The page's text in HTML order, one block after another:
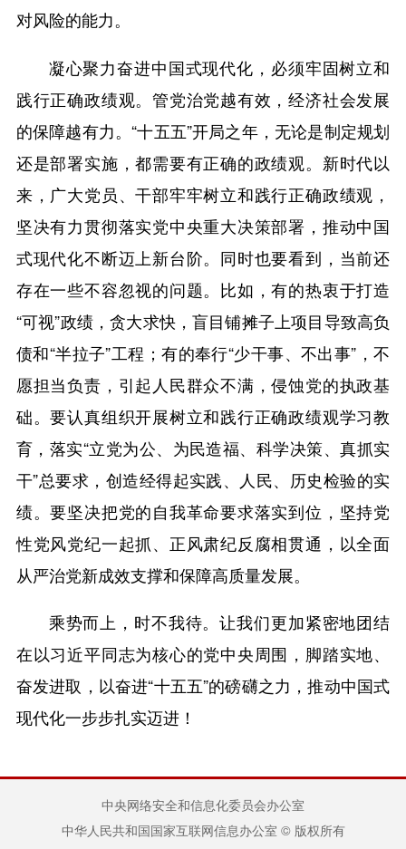
对风险的能力。
凝心聚力奋进中国式现代化，必须牢固树立和
践行正确政绩观。管党治党越有效，经济社会发展
的保障越有力。“十五五”开局之年，无论是制定规划
还是部署实施，都需要有正确的政绩观。新时代以
来，广大党员、干部牢牢树立和践行正确政绩观，
坚决有力贯彻落实党中央重大决策部署，推动中国
式现代化不断迈上新台阶。同时也要看到，当前还
存在一些不容忽视的问题。比如，有的热衷于打造
“可视”政绩，贪大求快，盲目铺摊子上项目导致高负
债和“半拉子”工程；有的奉行“少干事、不出事”，不
愿担当负责，引起人民群众不满，侵蚀党的执政基
础。要认真组织开展树立和践行正确政绩观学习教
育，落实“立党为公、为民造福、科学决策、真抓实
干”总要求，创造经得起实践、人民、历史检验的实
绩。要坚决把党的自我革命要求落实到位，坚持党
性党风党纪一起抓、正风肃纪反腐相贯通，以全面
从严治党新成效支撑和保障高质量发展。
乘势而上，时不我待。让我们更加紧密地团结
在以习近平同志为核心的党中央周围，脚踏实地、
奋发进取，以奋进“十五五”的磅礴之力，推动中国式
现代化一步步扎实迈进！
中央网络安全和信息化委员会办公室
中华人民共和国国家互联网信息办公室 © 版权所有